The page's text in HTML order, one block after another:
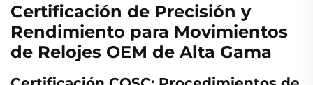
Certificación de Precisión y
Rendimiento para Movimientos
de Relojes OEM de Alta Gama